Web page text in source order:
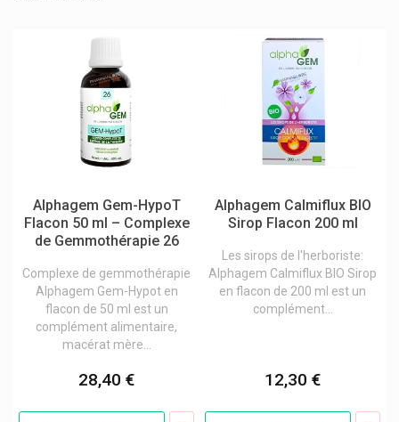
Apothekers Original
Apricot Beauty Patches Et Pads
Ardoz Healthcare
Argiletz Argile
Arkopharma Arkogélules / Arkoroyal
Ascensia
Asid-Bonz
Astel Medica Microbiote
Alphagem Gem-HypoT
Flacon 50 ml – Complexe
de Gemmothérapie 26
Complexe de gemmothérapie
Alphagem Gem-Hypot en
flacon de 50 ml est un
complément alimentaire,
macérat mère...
28,40 €
Alphagem Calmiflux BIO
Sirop Flacon 200 ml
Les sirops de l'herboriste:
Alphagem Calmiflux BIO Sirop
en flacon de 200 ml est un
complément...
12,30 €